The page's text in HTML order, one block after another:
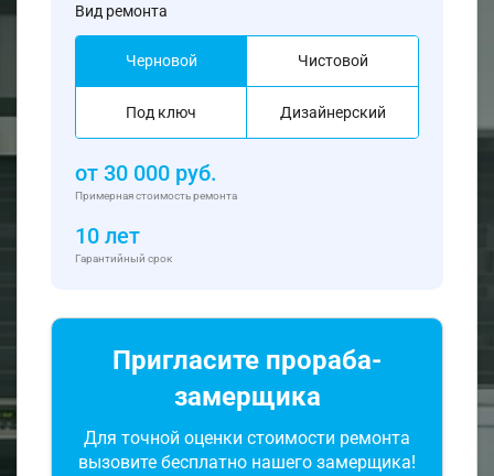
Вид ремонта
Черновой Чистовой
Под ключ Дизайнерский
от 30 000 руб.
Примерная стоимость ремонта
10 лет
Гарантийный срок
Пригласите прораба-
замерщика
Для точной оценки стоимости ремонта
вызовите бесплатно нашего замерщика!